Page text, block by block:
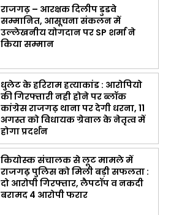
राजगढ़ – आरक्षक दिलीप डुडवे
सम्मानित, आसूचना संकलन में
उल्लेखनीय योगदान पर SP शर्मा ने
किया सम्मान
धुलेट के हरिराम हत्याकांड : आरोपियो
की गिरफ्तारी नही होने पर ब्लॉक
कांग्रेस राजगढ़ थाना पर देगी धरना, 11
अगस्त को विधायक ग्रेवाल के नेतृत्व में
होगा प्रदर्शन
कियोस्क संचालक से लूट मामले में
राजगढ़ पुलिस को मिली बड़ी सफलता :
दो आरोपी गिरफ्तार, लैपटॉप व नकदी
बरामद 4 आरोपी फरार